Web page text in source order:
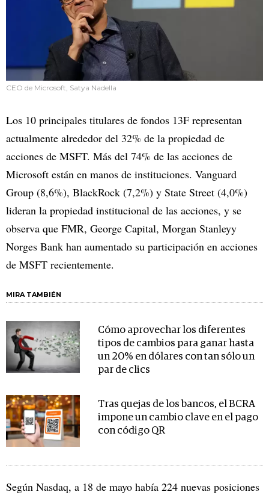
CEO de Microsoft, Satya Nadella
Los 10 principales titulares de fondos 13F representan
actualmente alrededor del 32% de la propiedad de
acciones de MSFT. Más del 74% de las acciones de
Microsoft están en manos de instituciones. Vanguard
Group (8,6%), BlackRock (7,2%) y State Street (4,0%)
lideran la propiedad institucional de las acciones, y se
observa que FMR, George Capital, Morgan Stanleyy
Norges Bank han aumentado su participación en acciones
de MSFT recientemente.
MIRA TAMBIÉN
Cómo aprovechar los diferentes
tipos de cambios para ganar hasta
un 20% en dólares con tan sólo un
par de clics
Tras quejas de los bancos, el BCRA
impone un cambio clave en el pago
con código QR
Según Nasdaq, a 18 de mayo había 224 nuevas posiciones